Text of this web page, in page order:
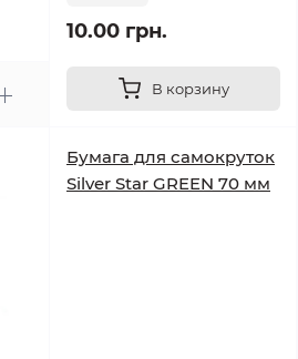
10.00 грн.
В корзину
Бумага для самокруток
Silver Star GREEN 70 мм